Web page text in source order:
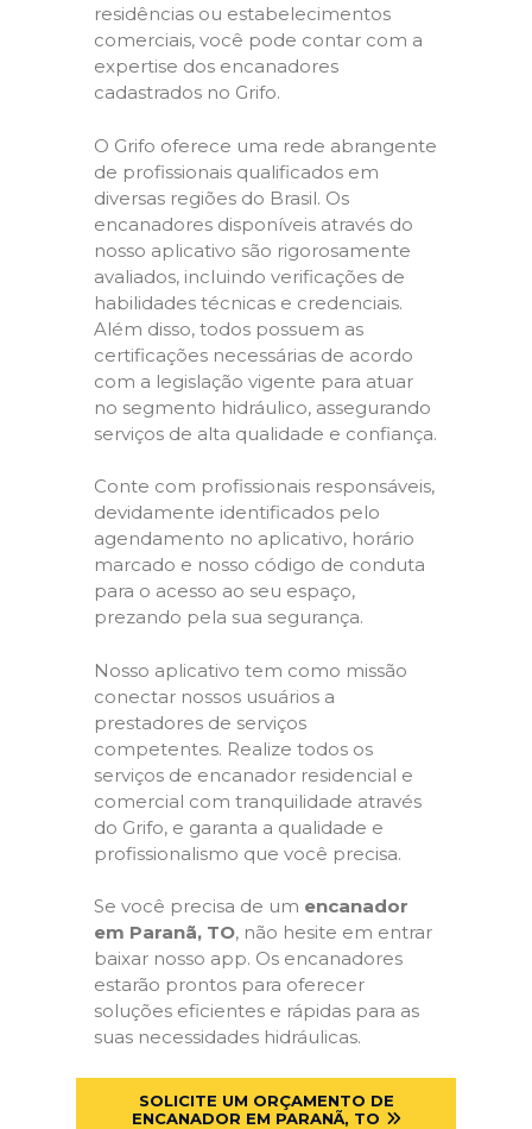
residências ou estabelecimentos
comerciais, você pode contar com a
expertise dos encanadores
cadastrados no Grifo.
O Grifo oferece uma rede abrangente
de profissionais qualificados em
diversas regiões do Brasil. Os
encanadores disponíveis através do
nosso aplicativo são rigorosamente
avaliados, incluindo verificações de
habilidades técnicas e credenciais.
Além disso, todos possuem as
certificações necessárias de acordo
com a legislação vigente para atuar
no segmento hidráulico, assegurando
serviços de alta qualidade e confiança.
Conte com profissionais responsáveis,
devidamente identificados pelo
agendamento no aplicativo, horário
marcado e nosso código de conduta
para o acesso ao seu espaço,
prezando pela sua segurança.
Nosso aplicativo tem como missão
conectar nossos usuários a
prestadores de serviços
competentes. Realize todos os
serviços de encanador residencial e
comercial com tranquilidade através
do Grifo, e garanta a qualidade e
profissionalismo que você precisa.
Se você precisa de um encanador
em Paranã, TO, não hesite em entrar
baixar nosso app. Os encanadores
estarão prontos para oferecer
soluções eficientes e rápidas para as
suas necessidades hidráulicas.
SOLICITE UM ORÇAMENTO DE
ENCANADOR EM PARANÃ, TO